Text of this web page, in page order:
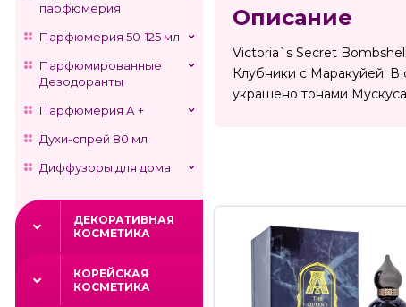
парфюмерия
Парфюмерия 50-125 мл
Парфюмированные
Дезодоранты
Парфюмерия А +
Духи-спрей 80 мл
Диффузоры для дома
ДЕКОРАТИВНАЯ
КОСМЕТИКА
КОРЕЙСКАЯ
КОСМЕТИКА
Описание
Victoria`s Secret
Клубники с Маракуйей.
украшено тонами